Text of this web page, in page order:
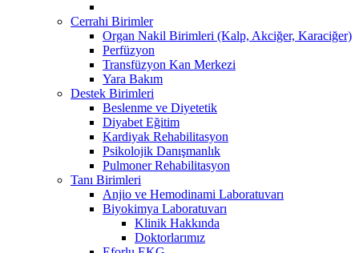
Cerrahi Birimler
Organ Nakil Birimleri (Kalp, Akciğer, Karaciğer)
Perfüzyon
Transfüzyon Kan Merkezi
Yara Bakım
Destek Birimleri
Beslenme ve Diyetetik
Diyabet Eğitim
Kardiyak Rehabilitasyon
Psikolojik Danışmanlık
Pulmoner Rehabilitasyon
Tanı Birimleri
Anjio ve Hemodinami Laboratuvarı
Biyokimya Laboratuvarı
Klinik Hakkında
Doktorlarımız